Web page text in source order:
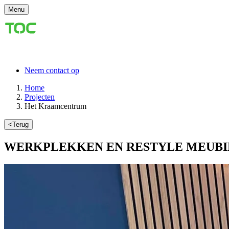
Menu
Neem contact op
Home
Projecten
Het Kraamcentrum
<Terug
WERKPLEKKEN EN RESTYLE